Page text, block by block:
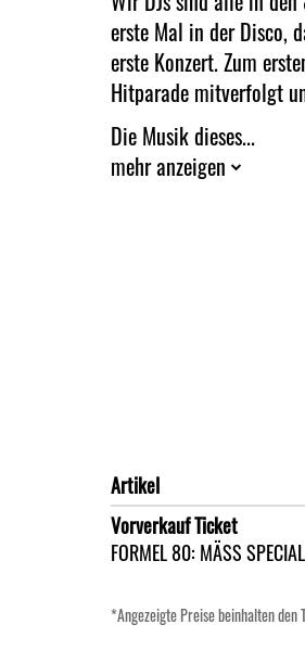
erste Mal in der Disco,
erste Konzert. Zum
Hitparade mitverfolgt
Die Musik dieses...
mehr anzeigen
Artikel
Vorverkauf Ticket
FORMEL 80: MÄSS
*Angezeigte Preise beinhalten